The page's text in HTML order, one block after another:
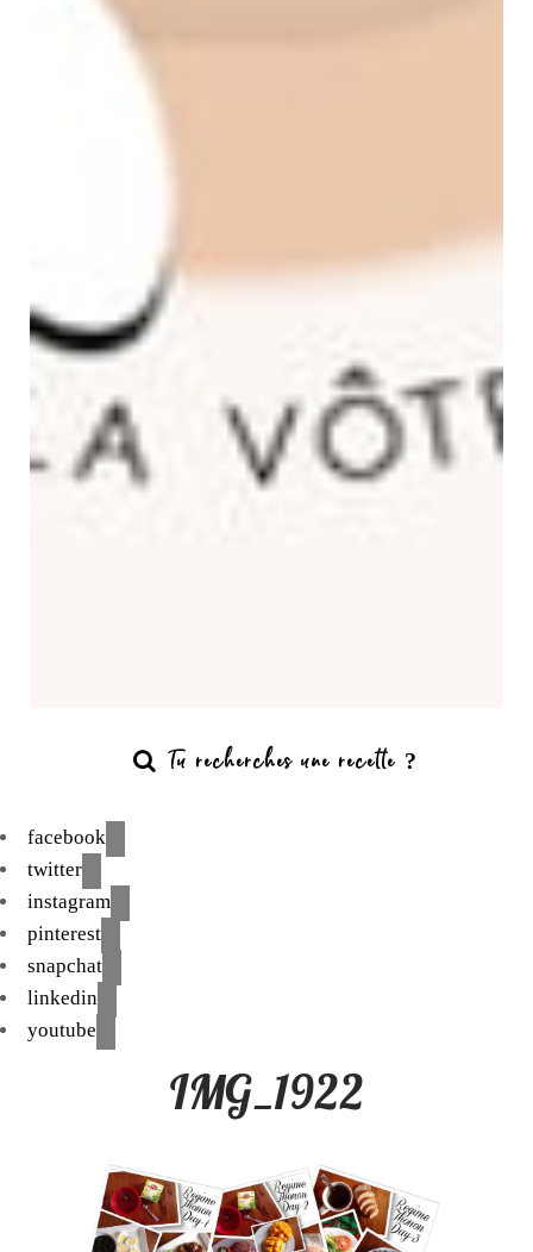
facebook
twitter
instagram
pinterest
snapchat
linkedin
youtube
IMG_1922